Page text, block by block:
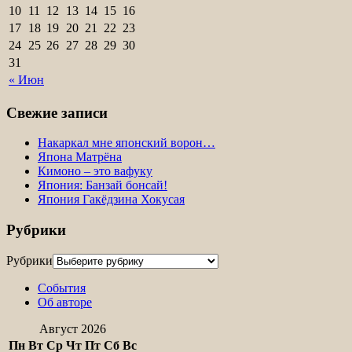
« Июн
10 11 12 13 14 15 16
17 18 19 20 21 22 23
24 25 26 27 28 29 30
31
Свежие записи
Накаркал мне японский ворон…
Япона Матрёна
Кимоно – это вафуку
Япония: Банзай бонсай!
Япония Гакёдзина Хокусая
Рубрики
Рубрики
События
Об авторе
Август 2026
Пн Вт Ср Чт Пт Сб Вс